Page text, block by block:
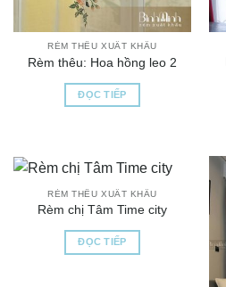
RÈM THÊU XUẤT KHẨU
Rèm thêu: Hoa hồng leo 2
ĐỌC TIẾP
RÈM THÊU XUẤT KHẨU
Rèm chị Tâm Time city
ĐỌC TIẾP